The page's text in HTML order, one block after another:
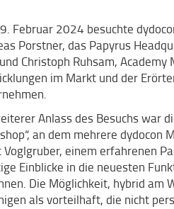
Februar 2024 besuchte
Porstner, das Papyrus
und Christoph Ruhsam,
im Markt und der
Anlass des Besuchs war
an dem mehrere
Voglgruber, einem erfahrenen
Einblicke in die neuesten
Die Möglichkeit, hybrid am
als vorteilhaft, die nicht